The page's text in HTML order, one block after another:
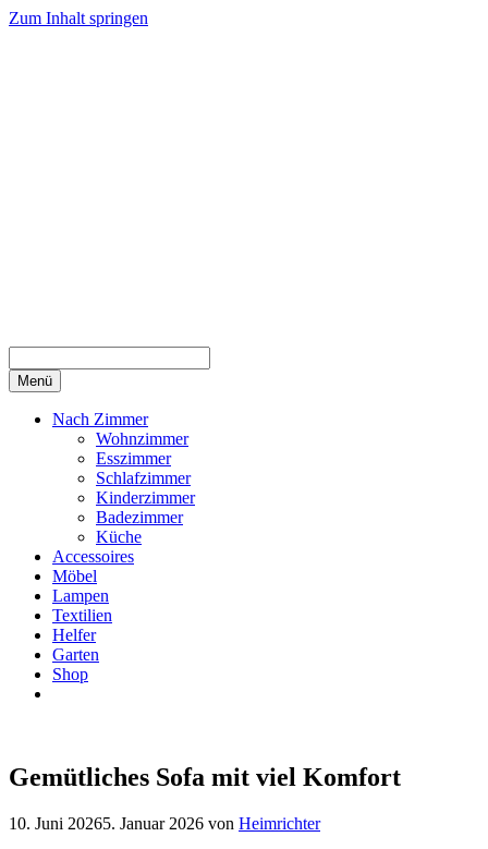
Zum Inhalt springen
Menü
Nach Zimmer
Wohnzimmer
Esszimmer
Schlafzimmer
Kinderzimmer
Badezimmer
Küche
Accessoires
Möbel
Lampen
Textilien
Helfer
Garten
Shop
Gemütliches Sofa mit viel Komfort
10. Juni 20265. Januar 2026 von Heimrichter